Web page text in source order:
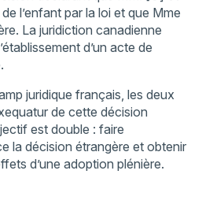
l’enfant par la loi et que Mme
La juridiction canadienne
d’un acte de
juridique français, les deux
de cette décision
est double : faire
la décision étrangère et obtenir
d’une adoption plénière.